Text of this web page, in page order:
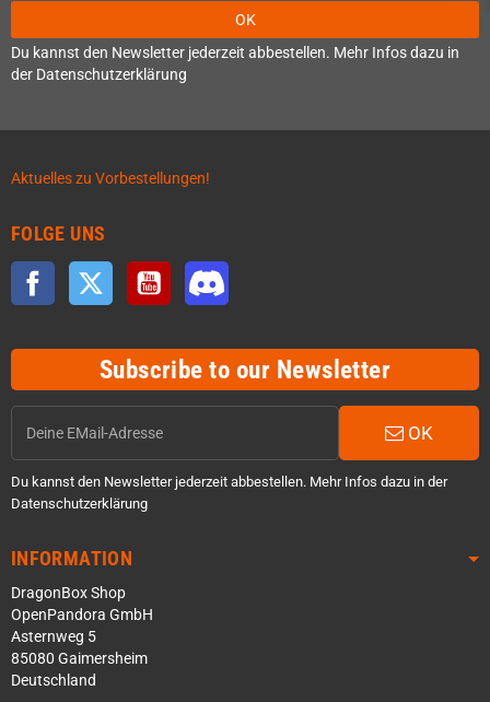
OK
Du kannst den Newsletter jederzeit abbestellen. Mehr Infos dazu in
der Datenschutzerklärung
Aktuelles zu Vorbestellungen!
FOLGE UNS
Facebook Twitter YouTube
Subscribe to our Newsletter
OK
Du kannst den Newsletter jederzeit abbestellen. Mehr Infos dazu in der
Datenschutzerklärung
INFORMATION
DragonBox Shop
OpenPandora GmbH
Asternweg 5
85080 Gaimersheim
Deutschland